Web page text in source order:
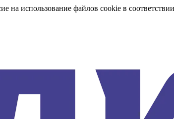
на использование файлов cookie в